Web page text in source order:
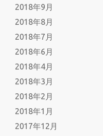
2018年9月
2018年8月
2018年7月
2018年6月
2018年4月
2018年3月
2018年2月
2018年1月
2017年12月